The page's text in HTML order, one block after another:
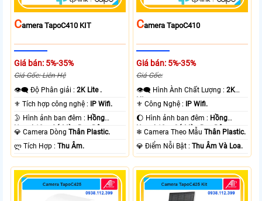
CAmera TapoC410 KIT
Giá bán: 5%-35%
Giá Gốc: Liên Hệ
👁️‍🗨 Độ Phân giải :2K Lite .
⚜️ Tích hợp công nghệ :
IP Wifi.
🌛 Hình ảnh ban đêm : Hồng
Ngoại 10m Có Màu Ban Ðêm.
💎 Camera DòngThân Plastic.
️ლ Tích Hợp :Thu Âm.
CAmera TapoC410
Giá bán: 5%-35%
Giá Gốc:
👁️‍🗨 Hình Ành Chất Lượng :2K
Lite .
⚜️ Công Nghệ :
IP Wifi.
🌔 Hình ảnh ban đêm : Hồng
Ngoại 10m Có Màu Ban Ðêm.
❄ Camera Theo MẫuThân Plastic.
️💎 Điểm Nỗi Bật :Thu Âm Và Loa.